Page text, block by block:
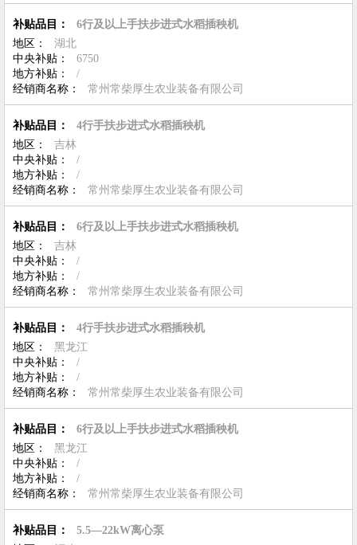
补贴品目：
6行及以上手扶步进式水稻插秧机
地区：
湖北
中央补贴：
6750
地方补贴：
/
经销商名称：
常州常柴厚生农业装备有限公司
补贴品目：
4行手扶步进式水稻插秧机
地区：
吉林
中央补贴：
/
地方补贴：
/
经销商名称：
常州常柴厚生农业装备有限公司
补贴品目：
6行及以上手扶步进式水稻插秧机
地区：
吉林
中央补贴：
/
地方补贴：
/
经销商名称：
常州常柴厚生农业装备有限公司
补贴品目：
4行手扶步进式水稻插秧机
地区：
黑龙江
中央补贴：
/
地方补贴：
/
经销商名称：
常州常柴厚生农业装备有限公司
补贴品目：
6行及以上手扶步进式水稻插秧机
地区：
黑龙江
中央补贴：
/
地方补贴：
/
经销商名称：
常州常柴厚生农业装备有限公司
补贴品目：
5.5—22kW离心泵